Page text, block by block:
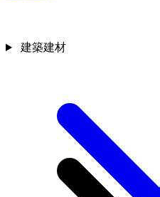
建築建材